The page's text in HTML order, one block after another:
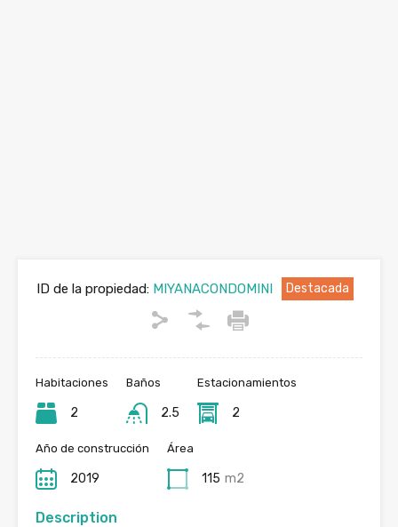
ID de la propiedad:MIYANACONDOMINI Destacada
Habitaciones
2
Baños
2.5
Estacionamientos
2
Año de construcción
2019
Área
115 m2
Description